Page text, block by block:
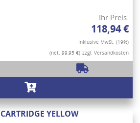
Ihr Preis:
118,94 €
Inklusive MwSt. (19%)
(net. 99,95 €) zzgl. Versandkosten
YELLOW